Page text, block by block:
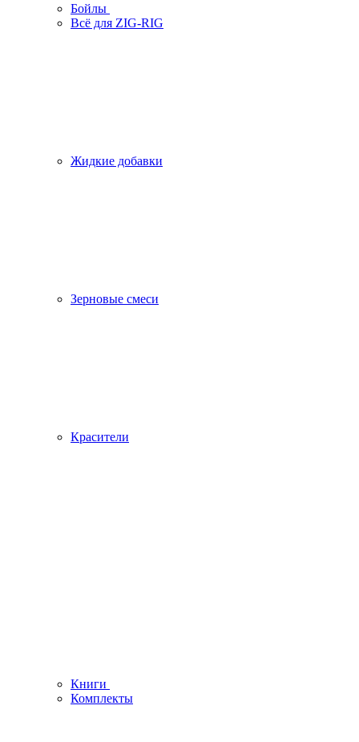
Бойлы
Всё для ZIG-RIG
Жидкие добавки
Зерновые смеси
Красители
Книги
Комплекты